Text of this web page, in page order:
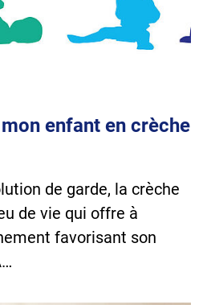
enfant en crèche
de garde, la crèche
de vie qui offre à
favorisant son